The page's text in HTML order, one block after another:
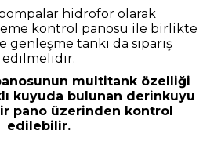
hidrofor olarak
kontrol panosu ile birlikte
genleşme tankı da sipariş
edilmelidir.
multitank özelliği
kuyuda bulunan derinkuyu
pano üzerinden kontrol
edilebilir.